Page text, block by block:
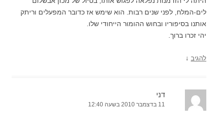
לים-המלח, לפני שנים רבות. הוא שימש אז כדובר המפעלים וריתק
אותנו בסיפוריו ובחוש ההומור הייחודי שלו.
יהי זכרו ברוך.
להגיב ↓
דני
11 בדצמבר 2010 בשעה 12:40